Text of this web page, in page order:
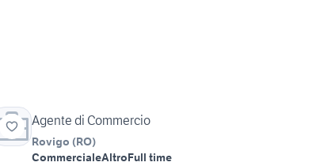
Agente di Commercio
Rovigo (RO)
CommercialeAltroFull time